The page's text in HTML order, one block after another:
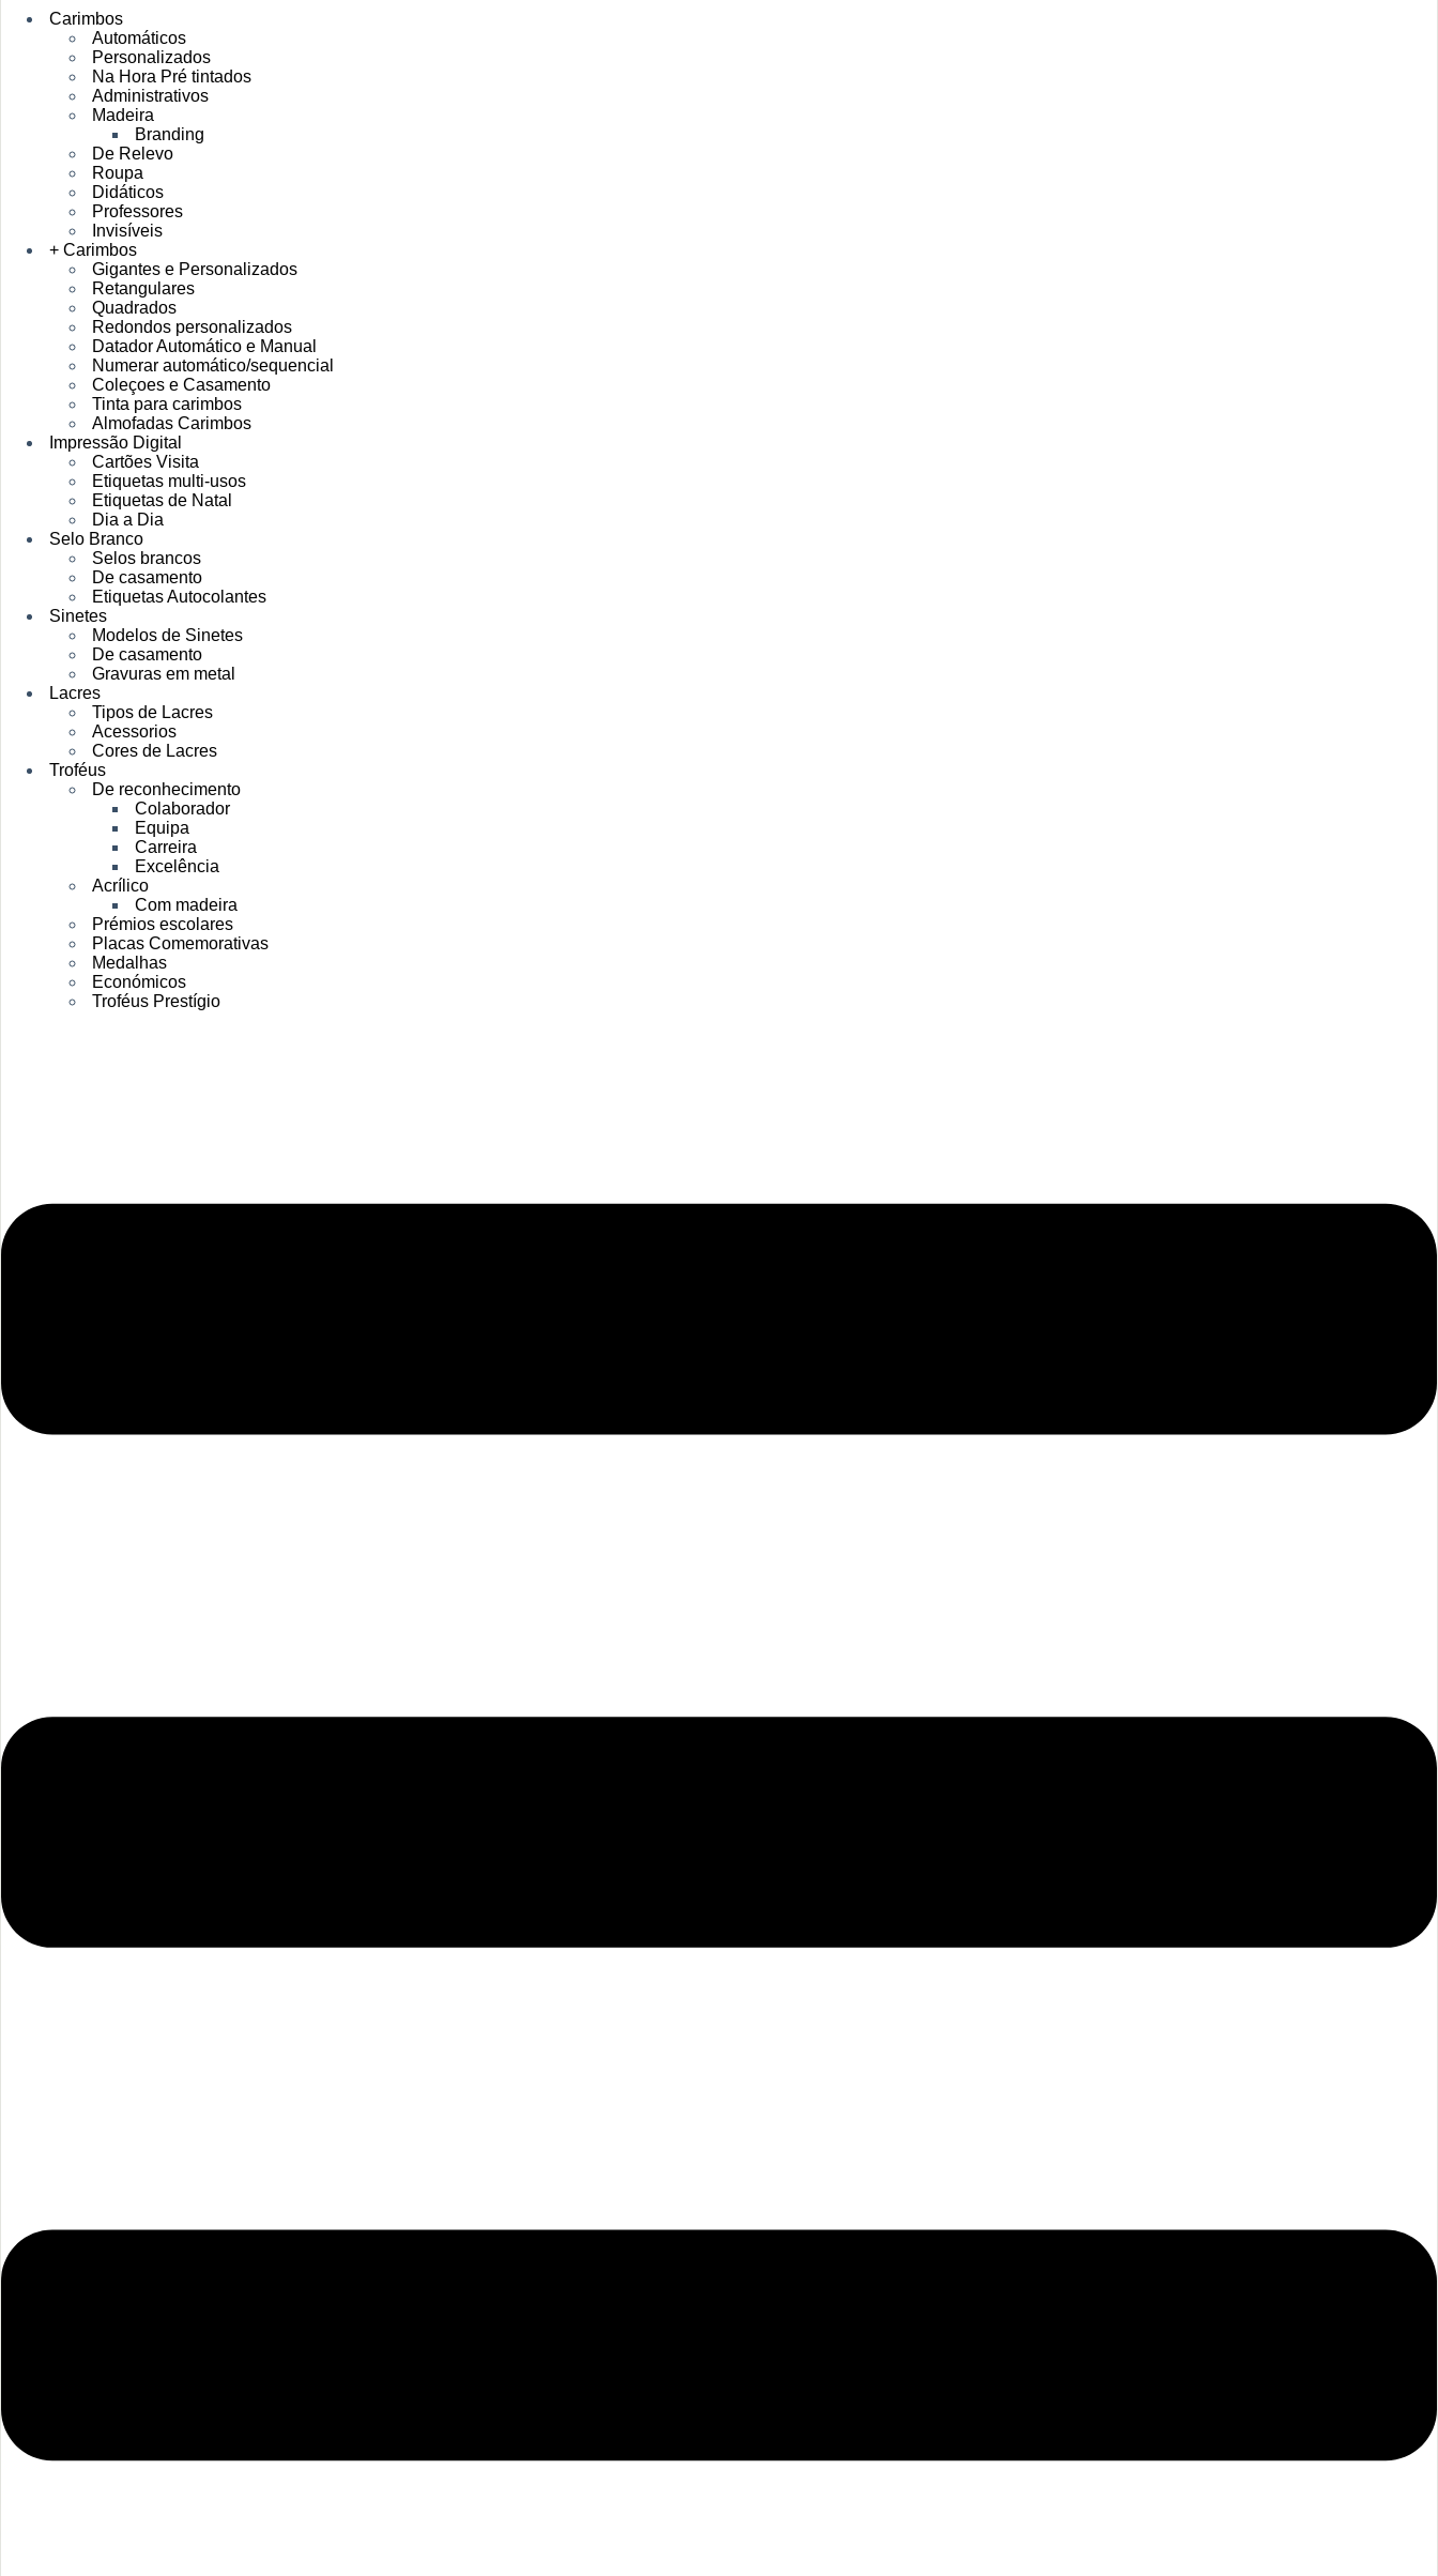
Carimbos
Automáticos
Personalizados
Na Hora Pré tintados
Administrativos
Madeira
Branding
De Relevo
Roupa
Didáticos
Professores
Invisíveis
+ Carimbos
Gigantes e Personalizados
Retangulares
Quadrados
Redondos personalizados
Datador Automático e Manual
Numerar automático/sequencial
Coleçoes e Casamento
Tinta para carimbos
Almofadas Carimbos
Impressão Digital
Cartões Visita
Etiquetas multi-usos
Etiquetas de Natal
Dia a Dia
Selo Branco
Selos brancos
De casamento
Etiquetas Autocolantes
Sinetes
Modelos de Sinetes
De casamento
Gravuras em metal
Lacres
Tipos de Lacres
Acessorios
Cores de Lacres
Troféus
De reconhecimento
Colaborador
Equipa
Carreira
Excelência
Acrílico
Com madeira
Prémios escolares
Placas Comemorativas
Medalhas
Económicos
Troféus Prestígio